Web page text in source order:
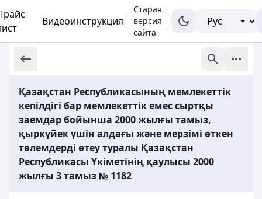
Видеоинструкция
Старая
версия
сайта
Қазақстан Республикасының мемлекеттік
кепілдігі бар мемлекеттік емес сыртқы
заемдар бойынша 2000 жылғы тамыз,
қыркүйек үшін алдағы және мерзімі өткен
төлемдерді өтеу туралы Қазақстан
Республикасы Үкіметінің қаулысы 2000
жылғы 3 тамыз № 1182